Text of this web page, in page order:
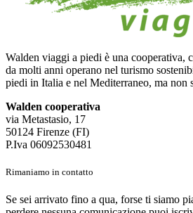
Walden viaggi a piedi è una cooperativa,
da molti anni operano nel turismo
piedi in Italia e nel Mediterraneo, ma non
Walden cooperativa
via Metastasio, 17
50124 Firenze (FI)
P.Iva 06092530481
Rimaniamo in contatto
Se sei arrivato fino a qua, forse ti siamo